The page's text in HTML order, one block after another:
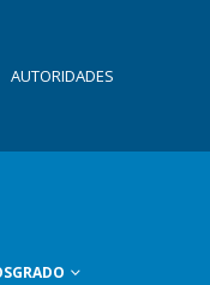
AUTORIDADES